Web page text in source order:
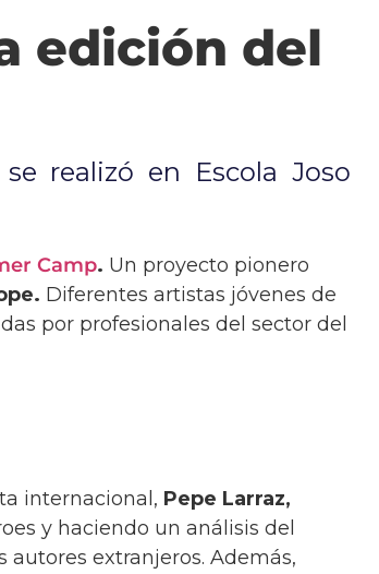
edición del
realizó en Escola Joso
Camp. Un proyecto pionero
Diferentes artistas jóvenes de
por profesionales del sector del
internacional, Pepe Larraz,
y haciendo un análisis del
extranjeros. Además,